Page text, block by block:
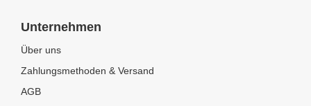
Unternehmen
Über uns
Zahlungsmethoden & Versand
AGB